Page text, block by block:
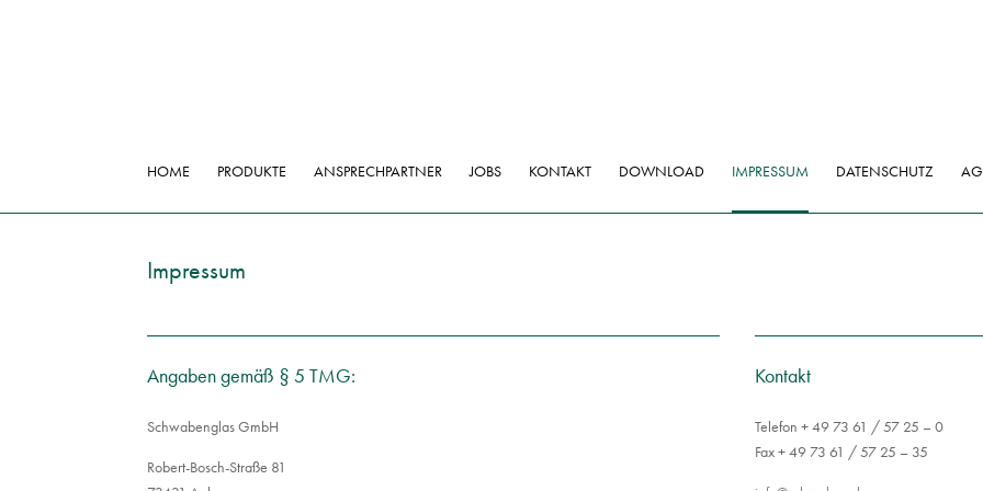
HOME PRODUKTE ANSPRECHPARTNER JOBS KONTAKT DOWNLOAD IMPRESSUM DATENSCHUTZ
Impressum
Angaben gemäß § 5 TMG:
Schwabenglas GmbH
Robert-Bosch-Straße 81
Kontakt
Telefon + 49 73 61 / 57 25 – 0
Fax + 49 73 61 / 57 25 – 35